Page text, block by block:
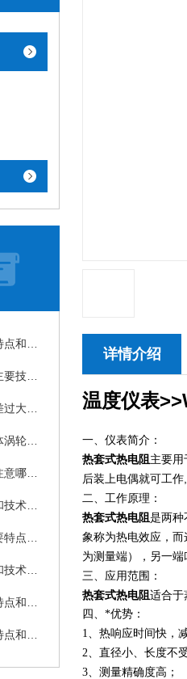
详情介绍
温度仪表
一、仪表简介：
热套式热电阻 主要
后装上电偶就可工
二、工作原理：
热套式热电阻是两种
象称为热电效应，
为测量端），另一
三、应用范围：
热套式热电阻适合于
四、*优势：
1、热响应时间快，
2、直径小、长度不
3、测量精确度高；